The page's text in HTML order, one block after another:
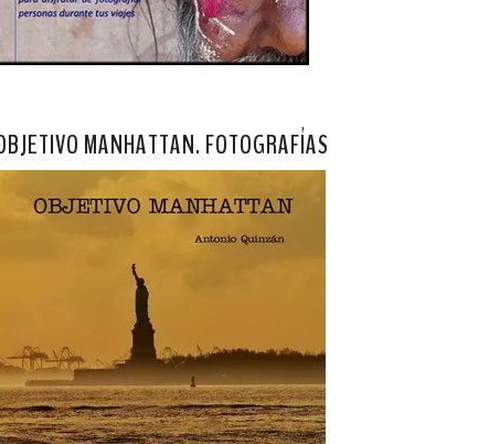
MANHATTAN. FOTOGRAFÍAS